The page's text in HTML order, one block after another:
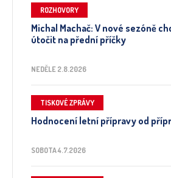
ROZHOVORY
Michal Machač: V nové sezóně
útočit na přední příčky
NEDĚLE 2.8.2026
TISKOVÉ ZPRÁVY
Hodnocení letní přípravy od
SOBOTA 4.7.2026